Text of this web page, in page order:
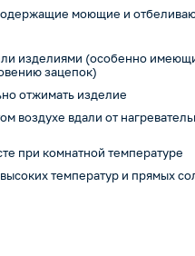
моющие и
изделиями (особенно
зацепок)
отжимать изделие
воздухе вдали от
при комнатной температуре
температур и прямых